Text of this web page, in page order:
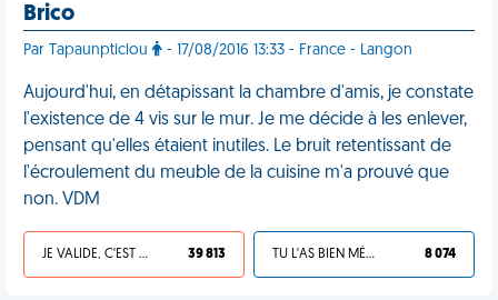
Brico
Par Tapaunpticlou - 17/08/2016 13:33 - France - Langon
Aujourd'hui, en détapissant la chambre d'amis, je constate
l'existence de 4 vis sur le mur. Je me décide à les enlever,
pensant qu'elles étaient inutiles. Le bruit retentissant de
l'écroulement du meuble de la cuisine m'a prouvé que
non. VDM
JE VALIDE, C'EST UNE VDM 39 813 TU L'AS BIEN MÉRITÉ 8 074